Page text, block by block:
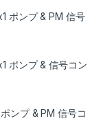
ポンプ & PM 信号
ポンプ & 信号コン
ポンプ & PM 信号コ